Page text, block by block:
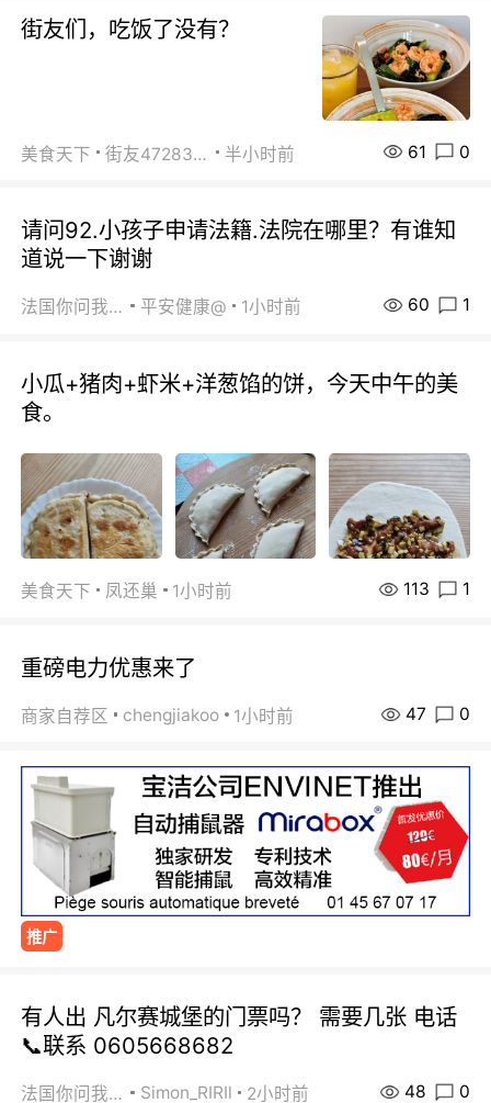
街友们，吃饭了没有？
美食天下 街友472838572 半小时前 61 0
请问92.小孩子申请法籍.法院在哪里？有谁知
道说一下谢谢
法国你问我答 平安健康@ 1小时前 60 1
小瓜+猪肉+虾米+洋葱馅的饼，今天中午的美
食。
美食天下 凤还巢 1小时前 113 1
重磅电力优惠来了
商家自荐区 chengjiakoo 1小时前 47 0
推广
有人出 凡尔赛城堡的门票吗？ 需要几张 电话
📞联系 0605668682
法国你问我答 Simon_RIRIl 2小时前 48 0